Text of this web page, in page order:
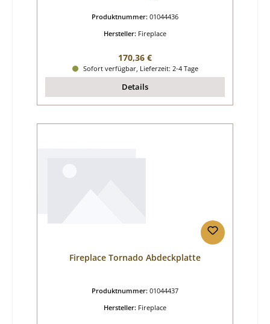
Produktnummer: 01044436
Hersteller: Fireplace
Regulärer Preis:
170,36 €
Sofort verfügbar, Lieferzeit: 2-4 Tage
Details
Fireplace Tornado Abdeckplatte
Produktnummer: 01044437
Hersteller: Fireplace